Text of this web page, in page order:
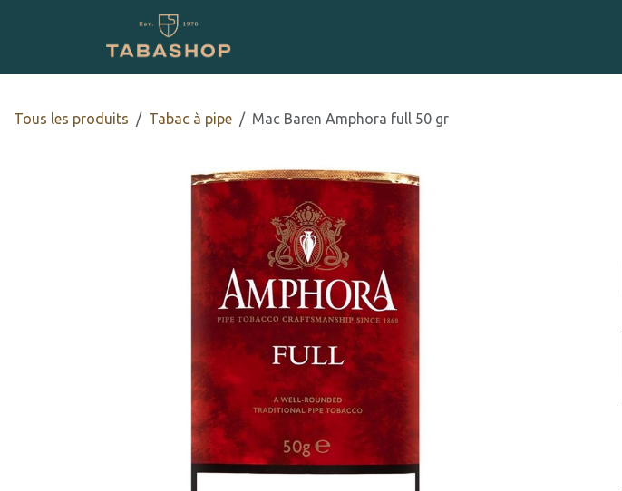
Tous les produits Tabac à pipe Mac Baren Amphora full 50 gr